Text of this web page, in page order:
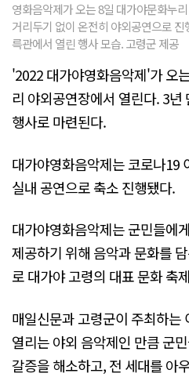
영화음악제가 오는 8일 대가야문화누
거리두기 없이 온전히 야외공연으로
륵관에서 열린 행사 모습. 고령군 제공
'2022 대가야영화음악제'가 오
리 야외공연장에서 열린다. 3
행사로 마련된다.
대가야영화음악제는 코로나19
실내 공연으로 축소 진행됐다.
대가야영화음악제는 군민들에
제공하기 위해 음악과 문화를
로 대가야 고령의 대표 문화 축
매일신문과 고령군이 주최하는
열리는 야외 음악제인 만큼 군
갈증을 해소하고, 전 세대를 아